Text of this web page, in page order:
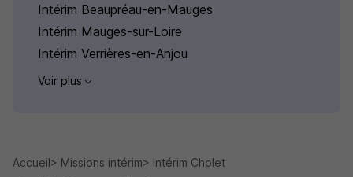
Intérim Beaupréau-en-Mauges
Intérim Mauges-sur-Loire
Intérim Verrières-en-Anjou
Voir plus
Accueil Missions intérim
Intérim Cholet